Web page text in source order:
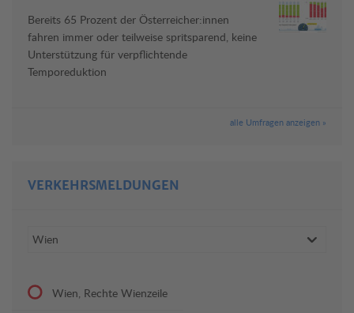
Bereits 65 Prozent der Österreicher:innen
fahren immer oder teilweise spritsparend, keine
Unterstützung für verpflichtende
Temporeduktion
alle Umfragen anzeigen »
VERKEHRSMELDUNGEN
Wien, Rechte Wienzeile